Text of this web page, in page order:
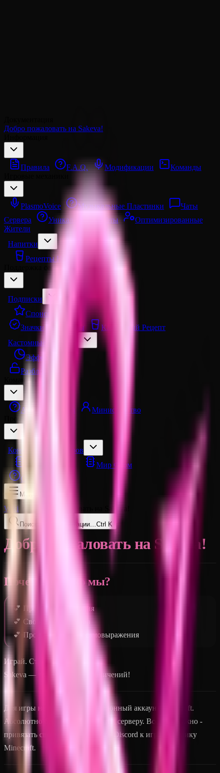
Добро пожаловать на Sakeva!
Правила F.A.Q. Модификации
Команды
PlasmoVoice Музыкальные Пластинки
Чаты
Сервера
Уникальные Крафты
Оптимизированные
Жители
Напитки
Рецепты Напитков
Подписки
Спонсор
Значки
Скины
Кастомный Рецепт
Кастомные Порталы
Эффекты
Разблокировка
Команда проекта
Администрация
Министерство
Прочее
Конфигурации Миров
Мир Ферм
Сборка Модов
Меню
Wiki Добро пожаловать на Sakeva!
Поиск по документации…Ctrl K
Добро пожаловать на Sakeva!
Почему именно мы?
💕 Простая регистрация
💕 Свобода творчества
💕 Пространство для самовыражения
Играй. Строй. Твори.
Sakeva — твой мир без ограничений!
Для игры не требуется лицензионный аккаунт Minecraft.
Абсолютно бесплатный доступ к серверу. Всё, что нужно -
привязать свою учётную запись Discord к игровому нику
Minecraft.